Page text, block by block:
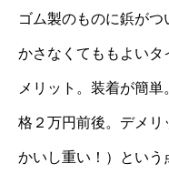
ゴム製のものに鋲が
かさなくてももよいタ
メリット。装着が簡
格２万円前後。デメ
かいし重い！）という